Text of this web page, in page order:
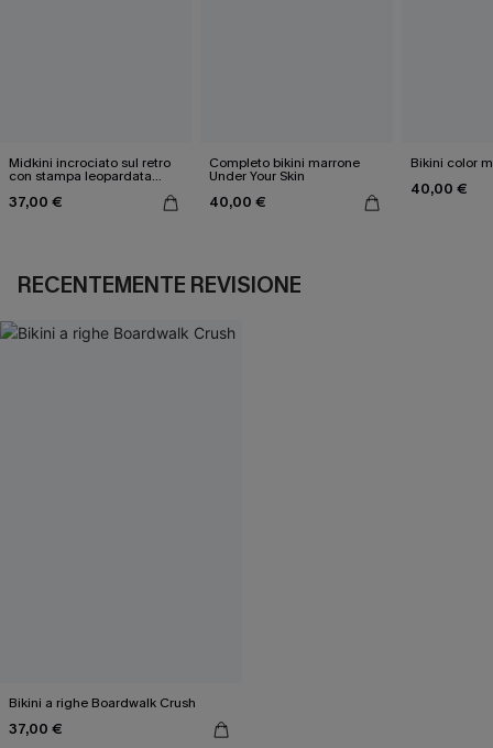
Midkini incrociato sul retro
con stampa leopardata
37,00 €
Completo bikini marrone
Under Your Skin
40,00 €
Bikini color
40,00 €
RECENTEMENTE REVISIONE
Bikini a righe Boardwalk Crush
37,00 €